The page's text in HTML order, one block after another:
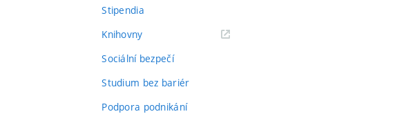
Stipendia
Knihovny(externí
Sociální bezpečí
Studium bez bariér
Podpora podnikání